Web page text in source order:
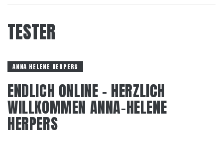
TESTER
ANNA HELENE HERPERS
ENDLICH ONLINE – HERZLICH
WILLKOMMEN ANNA-HELENE
HERPERS